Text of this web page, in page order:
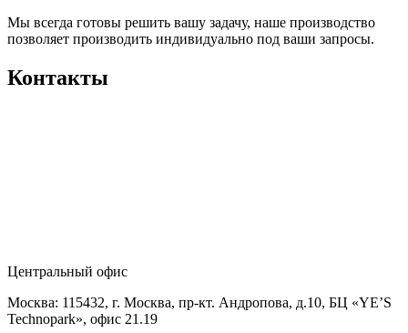
Мы всегда готовы решить вашу задачу, наше производство
позволяет производить индивидуально под ваши запросы.
Контакты
Центральный офис
Москва: 115432, г. Москва, пр-кт. Андропова, д.10, БЦ «YE’S
Technopark», офис 21.19